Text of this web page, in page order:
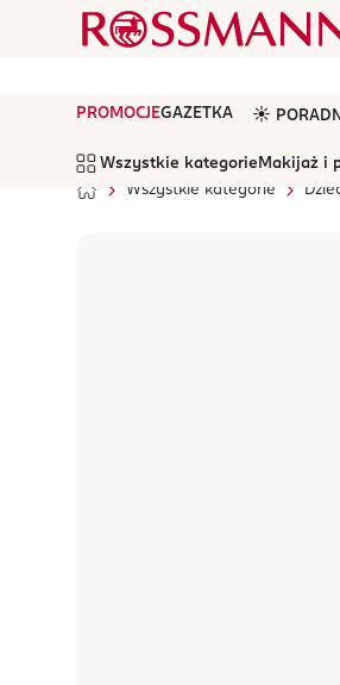
PROMOCJEGAZETKA ☀️
Wszystkie kategorie Makijaż i
Wszystkie kategorie